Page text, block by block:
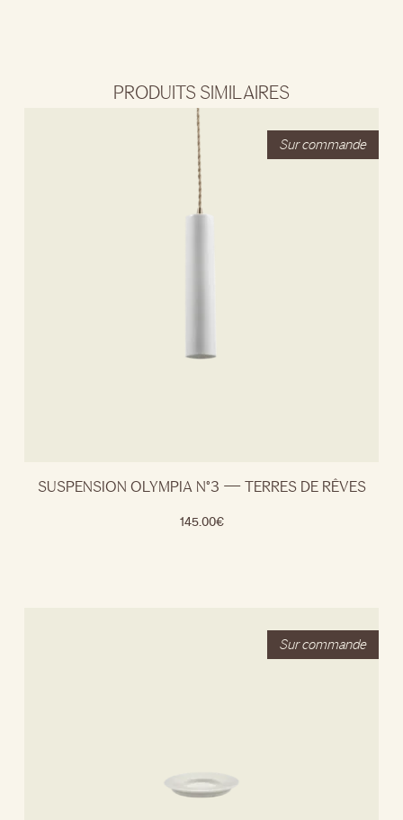
PRODUITS SIMILAIRES
SUSPENSION OLYMPIA N°3 — TERRES DE RÊVES
145.00€